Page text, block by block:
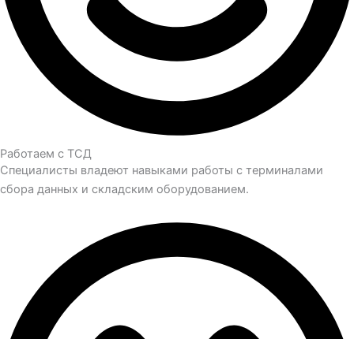
Работаем с ТСД
Специалисты владеют навыками работы с терминалами
сбора данных и складским оборудованием.